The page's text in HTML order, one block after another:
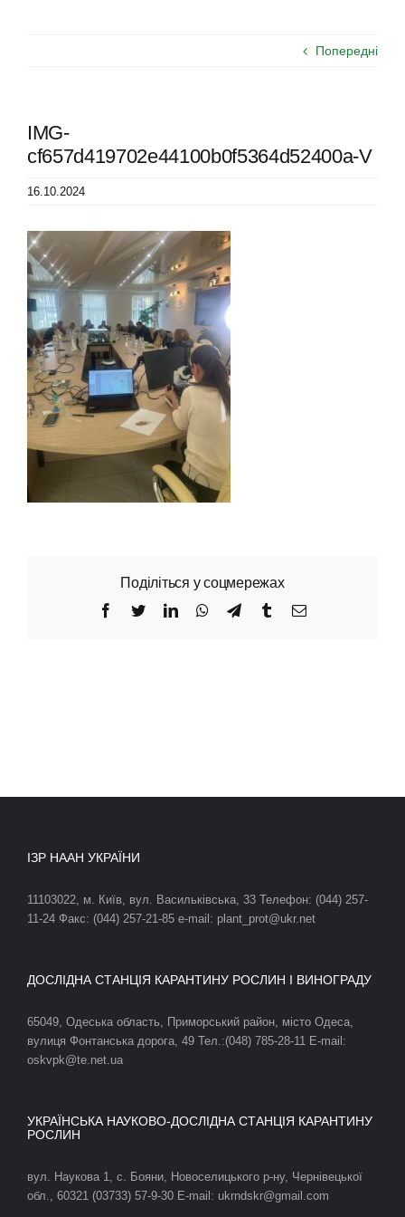
Попередні
IMG-
cf657d419702e44100b0f5364d52400a-V
16.10.2024
Поділіться у соцмережах
Facebook
TwitterLinkedInWhatsApp
TelegramTumblrEmail
ІЗР НААН УКРАЇНИ
11103022, м. Київ, вул. Васильківська, 33 Телефон: (044) 257-
11-24 Факс: (044) 257-21-85 e-mail: plant_prot@ukr.net
ДОСЛІДНА СТАНЦІЯ КАРАНТИНУ РОСЛИН І ВИНОГРАДУ
65049, Одеська область, Приморський район, місто Одеса,
вулиця Фонтанська дорога, 49 Тел.:(048) 785-28-11 E-mail:
oskvpk@te.net.ua
УКРАЇНСЬКА НАУКОВО-ДОСЛІДНА СТАНЦІЯ КАРАНТИНУ
РОСЛИН
вул. Наукова 1, с. Бояни, Новоселицького р-ну, Чернівецької
обл., 60321 (03733) 57-9-30 E-mail: ukrndskr@gmail.com